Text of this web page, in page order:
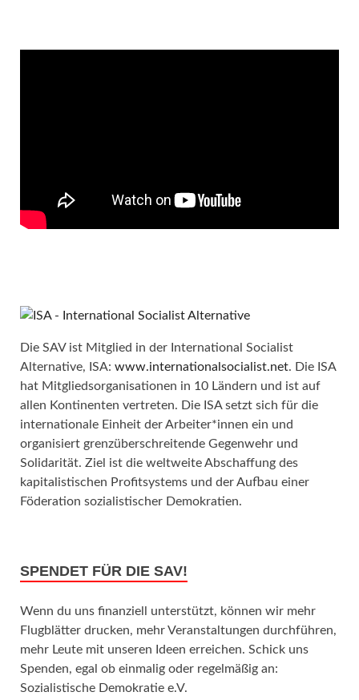
Die SAV ist Mitglied in der International Socialist
Alternative, ISA: www.internationalsocialist.net. Die ISA
hat Mitgliedsorganisationen in 10 Ländern und ist auf
allen Kontinenten vertreten. Die ISA setzt sich für die
internationale Einheit der Arbeiter*innen ein und
organisiert grenzüberschreitende Gegenwehr und
Solidarität. Ziel ist die weltweite Abschaffung des
kapitalistischen Profitsystems und der Aufbau einer
Föderation sozialistischer Demokratien.
SPENDET FÜR DIE SAV!
Wenn du uns finanziell unterstützt, können wir mehr
Flugblätter drucken, mehr Veranstaltungen durchführen,
mehr Leute mit unseren Ideen erreichen. Schick uns
Spenden, egal ob einmalig oder regelmäßig an:
Sozialistische Demokratie e.V.